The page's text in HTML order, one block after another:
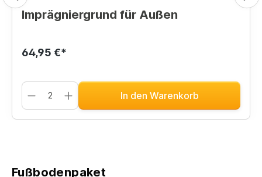
Imprägniergrund für Außen
64,95 €*
In den Warenkorb
Fußbodenpaket